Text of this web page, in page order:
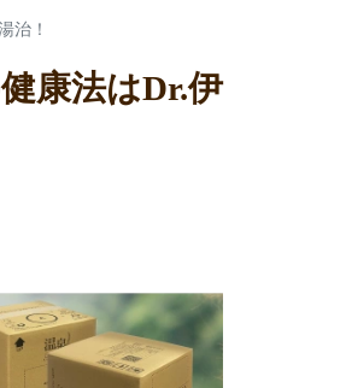
治！
康法はDr.伊